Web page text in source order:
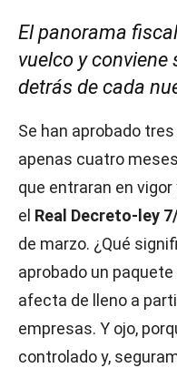
El panorama
vuelco y conviene
detrás de cada
Se han aprobado
apenas cuatro
que entraran en
el Real Decreto-ley
de marzo. ¿Qué
aprobado un
afecta de lleno a
empresas. Y ojo,
controlado y,